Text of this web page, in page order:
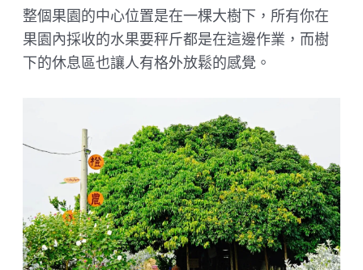
整個果園的中心位置是在一棵大樹下，所有你在
果園內採收的水果要秤斤都是在這邊作業，而樹
下的休息區也讓人有格外放鬆的感覺。